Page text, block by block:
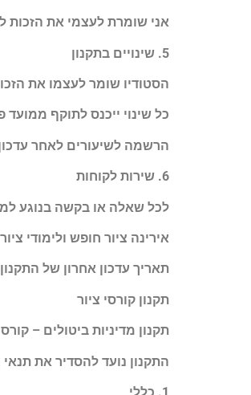
אני שומרת לעצמי את הזכות
5. שינויים בתקנון
הסטודיו שומר לעצמו את
כל שינוי ייכנס לתוקף ממועד
הרשמה לשיעורים לאחר
6. שירות לקוחות
לכל שאלה או בקשה בנוגע
אירינה ציור חופש ולימודי ציור 0546472771
תאריך עדכון אחרון של התקנון:
תקנון קורסי ציור
תקנון מדיניות ביטולים –
התקנון נועד להסדיר את